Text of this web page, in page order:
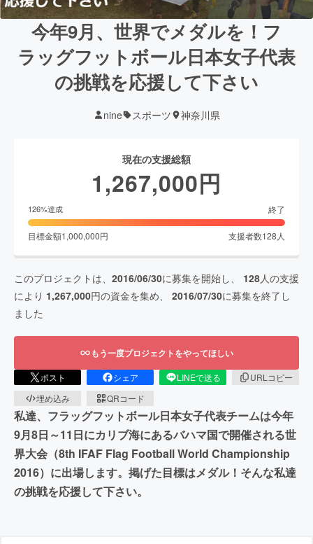
今年9月、世界でメダルを！フ
ラッグフットボール日本女子代表
の挑戦を応援して下さい
nine スポーツ 神奈川県
現在の支援総額
1,267,000円
126%達成 終了
目標金額1,000,000円 支援者数128 人
このプロジェクトは、 2016/06/30に募集を開始し、 128人の支援
により 1,267,000円の資金を集め、 2016/07/30に募集を終了し
ました
もう一度プロジェクトをやってほしい
ポスト シェア LINEで送る
URLコピー
埋め込み
QRコード
私達、フラッグフットボール日本女子代表チームは今年
9月8日～11日にカリブ海にあるバハマ国で開催される世
界大会（8th IFAF Flag Football World Championship
2016）に出場します。掲げた目標はメダル！そんな私達
の挑戦を応援して下さい。